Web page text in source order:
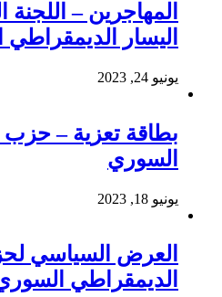
المهاجرين –
اليسار
يونيو 24, 2023
بطاقة تعزية – حزب
السوري
يونيو 18, 2023
العرض السياسي
الديمقراطي السوري